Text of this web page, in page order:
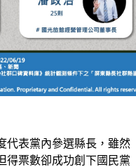
代表黨內參選縣長，雖然
得票數卻成功創下國民黨